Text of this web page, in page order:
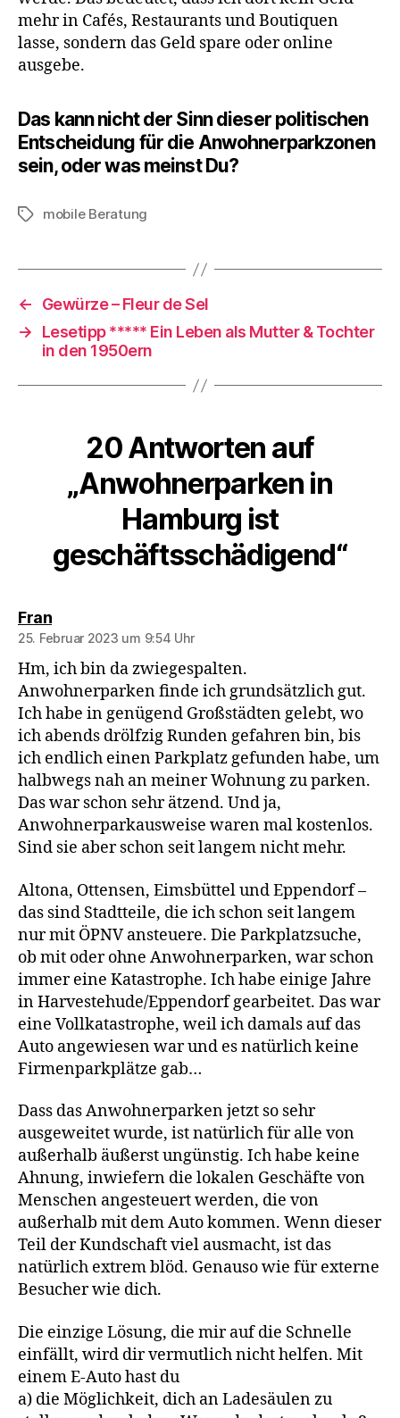
mehr in Cafés, Restaurants und Boutiquen
lasse, sondern das Geld spare oder online
ausgebe.
Das kann nicht der Sinn dieser politischen
Entscheidung für die Anwohnerparkzonen
sein, oder was meinst Du?
Schlagwörter
mobile Beratung
←
Gewürze – Fleur de Sel
→
Lesetipp ***** Ein Leben als Mutter & Tochter
in den 1950ern
20 Antworten auf
„Anwohnerparken in
Hamburg ist
geschäftsschädigend“
Fransagt:
25. Februar 2023 um 9:54 Uhr
Hm, ich bin da zwiegespalten.
Anwohnerparken finde ich grundsätzlich gut.
Ich habe in genügend Großstädten gelebt, wo
ich abends drölfzig Runden gefahren bin, bis
ich endlich einen Parkplatz gefunden habe, um
halbwegs nah an meiner Wohnung zu parken.
Das war schon sehr ätzend. Und ja,
Anwohnerparkausweise waren mal kostenlos.
Sind sie aber schon seit langem nicht mehr.
Altona, Ottensen, Eimsbüttel und Eppendorf –
das sind Stadtteile, die ich schon seit langem
nur mit ÖPNV ansteuere. Die Parkplatzsuche,
ob mit oder ohne Anwohnerparken, war schon
immer eine Katastrophe. Ich habe einige Jahre
in Harvestehude/Eppendorf gearbeitet. Das war
eine Vollkatastrophe, weil ich damals auf das
Auto angewiesen war und es natürlich keine
Firmenparkplätze gab…
Dass das Anwohnerparken jetzt so sehr
ausgeweitet wurde, ist natürlich für alle von
außerhalb äußerst ungünstig. Ich habe keine
Ahnung, inwiefern die lokalen Geschäfte von
Menschen angesteuert werden, die von
außerhalb mit dem Auto kommen. Wenn dieser
Teil der Kundschaft viel ausmacht, ist das
natürlich extrem blöd. Genauso wie für externe
Besucher wie dich.
Die einzige Lösung, die mir auf die Schnelle
einfällt, wird dir vermutlich nicht helfen. Mit
einem E-Auto hast du
a) die Möglichkeit, dich an Ladesäulen zu